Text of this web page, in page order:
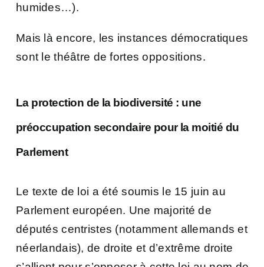
humides…).
Mais là encore, les instances démocratiques
sont le théâtre de fortes oppositions.
La protection de la biodiversité : une
préoccupation secondaire pour la moitié du
Parlement
Le texte de loi a été soumis le 15 juin au
Parlement européen. Une majorité de
députés centristes (notamment allemands et
néerlandais), de droite et d’extrême droite